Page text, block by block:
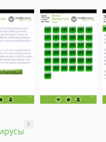
?